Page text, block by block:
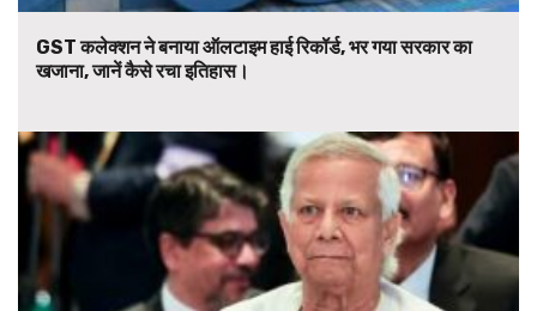
GST कलेक्शन ने बनाया ऑलटाइम हाई रिकॉर्ड, भर गया सरकार का
खजाना, जानें कैसे रचा इतिहास।